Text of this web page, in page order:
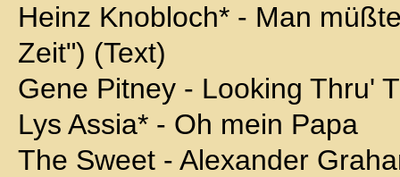
Heinz Knobloch* - Man
Zeit") (Text)
Gene Pitney - Looking Thru'
Lys Assia* - Oh mein Papa
The Sweet - Alexander